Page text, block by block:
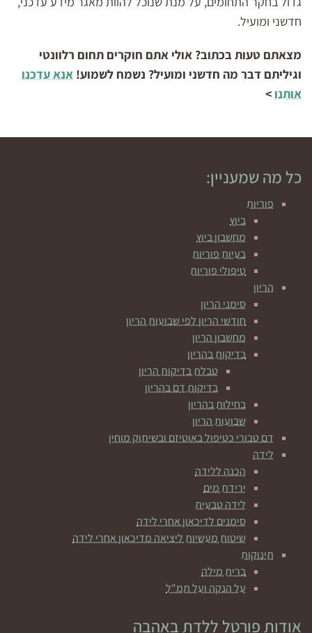
חדשני ומועיל.
מצאתם טעות בכתוב? אולי אתם חוקרים תחום רלוונטי
וגיליתם דבר מה חדשני ומועיל? נשמח לשמוע! אנא עדכנו
אותנו >
כל מה שמעניין:
פוריות
ביוץ
מחשבון ביוץ
בעיות פוריות
טיפולי פוריות
הריון
סימני הריון
חודשי הריון לפי שבועות הריון
מחשבון הריון
בדיקות בהריון
טבלת בדיקות הריון
בדיקות דם בהריון
בחילות בהריון
שבועות הריון
דם טבורי כטיפול באוטיזם ובשיתוק מוחין
לידה
הכנה ללידה
ירידת מים
לידה טבעית
סימנים לדיכאון אחרי לידה
שיטות מעשיות ליציאה מדיכאון אחרי לידה
תינוקות
ברית מילה
על הנקה ועל תמ"ל
אודות פורטל ללדת באהבה